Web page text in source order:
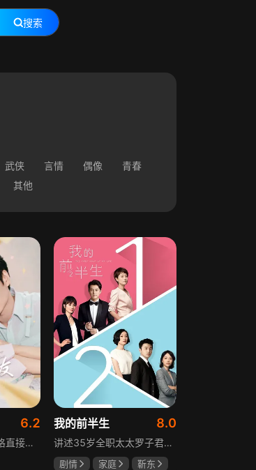
搜索
武侠 言情 偶像
青春
其他
6.2
天才少女林知夏性格直接、不善交际，从小没有好友。考入省一中后，她因解题比拼与性格阳光的学霸江逾白相识并成为同桌。作为社交达人的江逾白帮林知夏融入集体交到汤婷婷、段启言、沈负暄、金百慧等朋友，林知夏为表达感谢帮他补习功课，两人渐渐从竞争走向互助，最终成为最好的朋友。俩人还一同解决同学被骗、一起参加社团活动与省数学竞赛，在这个过程中，江逾白对林知夏感情渐生，但只把爱意埋在心里。林知夏被保送复旦后，江逾白准备在毕业之旅对她告白，却因母亲卷入诈骗案而遗憾离开，俩人最终能否冲破阻碍走到一起
我的前半生 8.0
讲述35岁全职太太罗子君因丈夫突然离婚陷入人生谷底，带孩子闯入社会，从安逸走向落魄。贺涵作为事业有成的精英，平静生活被罗子君打破，需应对各类突发状况。生活逼迫罗子君重拾骨气，贺涵也收获温暖，二人历经波折，罗子君实现自我成长，贺涵也找到人生新方向，展现都市女性蜕变与情感纠葛。
剧情 家庭
靳东